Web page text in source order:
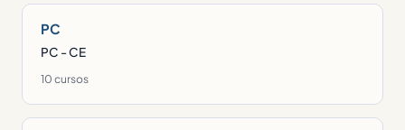
PC
PC - CE
10 cursos